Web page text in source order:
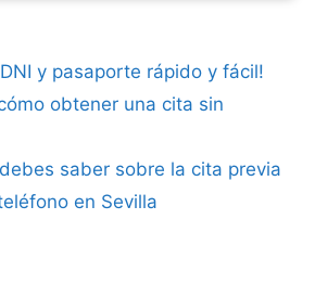
y pasaporte rápido y fácil!
obtener una cita sin
saber sobre la cita previa
en Sevilla